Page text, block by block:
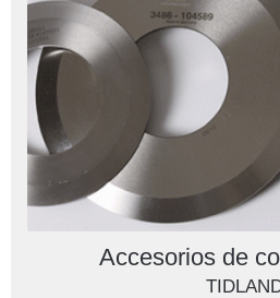
Accesorios de